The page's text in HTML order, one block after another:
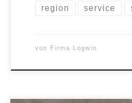
region service
von Firma Logwin